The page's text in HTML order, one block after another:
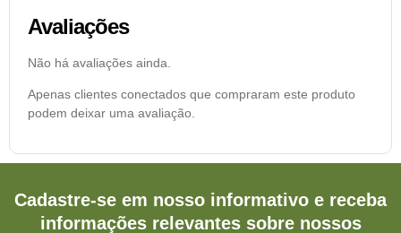
Avaliações
Não há avaliações ainda.
Apenas clientes conectados que compraram este produto
podem deixar uma avaliação.
Cadastre-se em nosso informativo e receba
informações relevantes sobre nossos